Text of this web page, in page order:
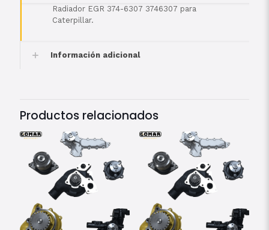
Radiador EGR 374-6307 3746307 para
Caterpillar.
Información adicional
Productos relacionados